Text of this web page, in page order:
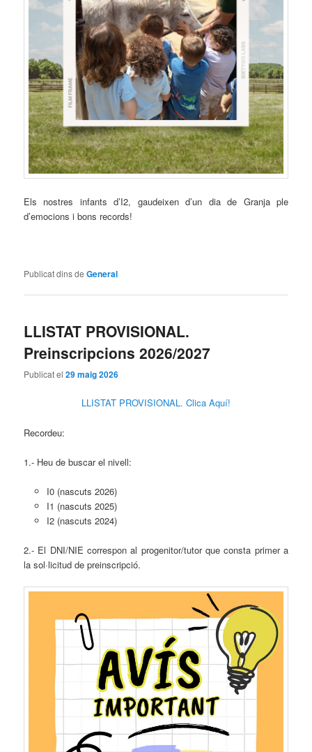
Els nostres infants d’I2, gaudeixen d’un dia de Granja ple
d’emocions i bons records!
Publicat dins de General
LLISTAT PROVISIONAL.
Preinscripcions 2026/2027
Publicat el29 maig 2026
LLISTAT PROVISIONAL. Clica Aquí!
Recordeu:
1.- Heu de buscar el nivell:
I0 (nascuts 2026)
I1 (nascuts 2025)
I2 (nascuts 2024)
2.- El DNI/NIE correspon al progenitor/tutor que consta primer a
la sol·licitud de preinscripció.